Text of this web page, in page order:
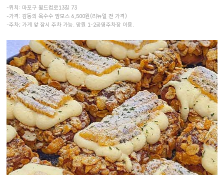
-위치: 마포구 월드컵로13길 73
-가격: 감동의 옥수수 맘모스 6,500원(리뉴얼 전 가격)
-주차; 가게 앞 잠시 주차 가능. 망원 1-2공영주차장 이용.